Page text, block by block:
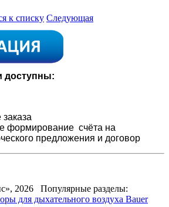
к списку Следующая
доступны:
формирование счёта на
предложения и договор
2026 Популярные разделы:
для дыхательного воздуха Bauer